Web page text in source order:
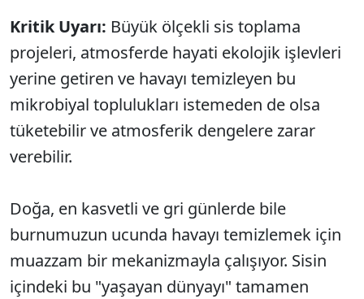
Kritik Uyarı: Büyük ölçekli sis toplama
projeleri, atmosferde hayati ekolojik işlevleri
yerine getiren ve havayı temizleyen bu
mikrobiyal toplulukları istemeden de olsa
tüketebilir ve atmosferik dengelere zarar
verebilir.
Doğa, en kasvetli ve gri günlerde bile
burnumuzun ucunda havayı temizlemek için
muazzam bir mekanizmayla çalışıyor. Sisin
içindeki bu "yaşayan dünyayı" tamamen